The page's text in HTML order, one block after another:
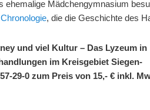
ehemalige Mädchengymnasium
Chronologie, die die Geschichte des
und viel Kultur – Das Lyzeum in
im Kreisgebiet Siegen-
29-0 zum Preis von 15,- € inkl.